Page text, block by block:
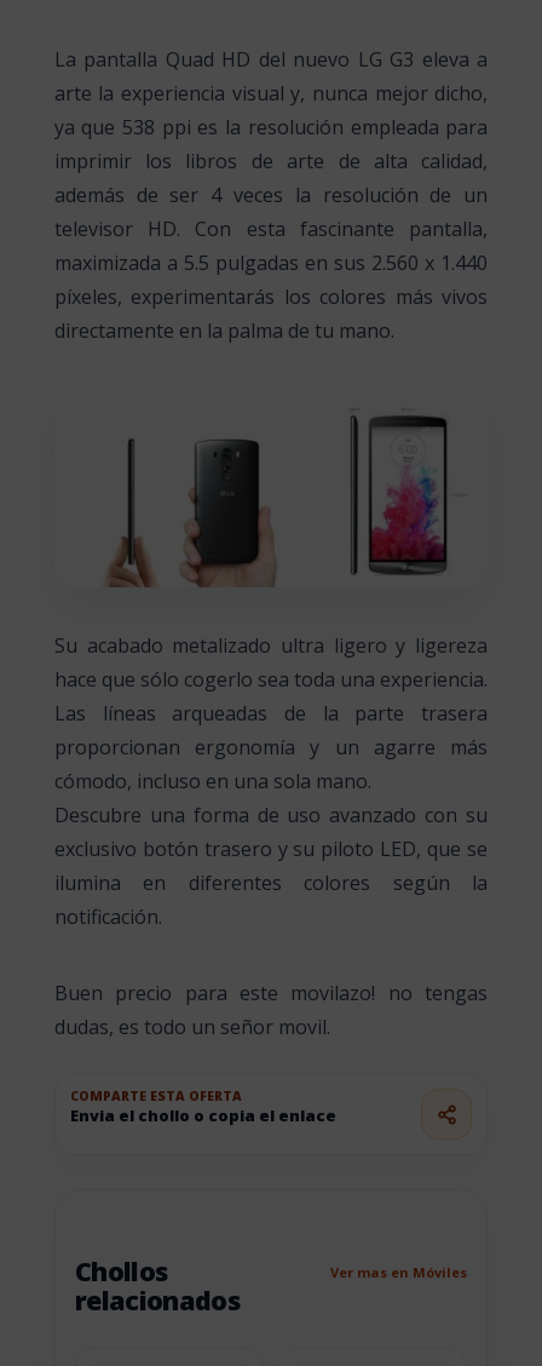
La pantalla Quad HD del nuevo LG G3 eleva a
arte la experiencia visual y, nunca mejor dicho,
ya que 538 ppi es la resolución empleada para
imprimir los libros de arte de alta calidad,
además de ser 4 veces la resolución de un
televisor HD. Con esta fascinante pantalla,
maximizada a 5.5 pulgadas en sus 2.560 x 1.440
píxeles, experimentarás los colores más vivos
directamente en la palma de tu mano.
Su acabado metalizado ultra ligero y ligereza
hace que sólo cogerlo sea toda una experiencia.
Las líneas arqueadas de la parte trasera
proporcionan ergonomía y un agarre más
cómodo, incluso en una sola mano.
Descubre una forma de uso avanzado con su
exclusivo botón trasero y su piloto LED, que se
ilumina en diferentes colores según la
notificación.
Buen precio para este movilazo! no tengas
dudas, es todo un señor movil.
COMPARTE ESTA OFERTA
Envia el chollo o copia el enlace
Chollos
relacionados
Ver mas en Móviles